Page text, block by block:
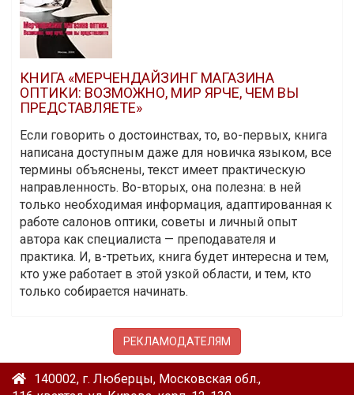
КНИГА «МЕРЧЕНДАЙЗИНГ МАГАЗИНА
ОПТИКИ: ВОЗМОЖНО, МИР ЯРЧЕ, ЧЕМ ВЫ
ПРЕДСТАВЛЯЕТЕ»
Если говорить о достоинствах, то, во-первых, книга
написана доступным даже для новичка языком, все
термины объяснены, текст имеет практическую
направленность. Во-вторых, она полезна: в ней
только необходимая информация, адаптированная к
работе салонов оптики, советы и личный опыт
автора как специалиста — преподавателя и
практика. И, в-третьих, книга будет интересна и тем,
кто уже работает в этой узкой области, и тем, кто
только собирается начинать.
РЕКЛАМОДАТЕЛЯМ
140002, г. Люберцы, Московская обл.,